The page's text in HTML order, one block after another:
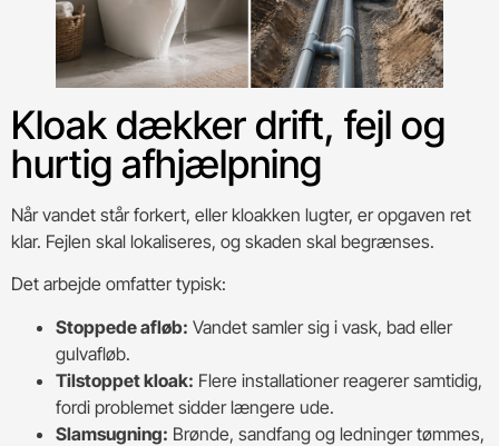
Kloak dækker drift, fejl og
hurtig afhjælpning
Når vandet står forkert, eller kloakken lugter, er opgaven ret
klar. Fejlen skal lokaliseres, og skaden skal begrænses.
Det arbejde omfatter typisk:
Stoppede afløb: Vandet samler sig i vask, bad eller
gulvafløb.
Tilstoppet kloak: Flere installationer reagerer samtidig,
fordi problemet sidder længere ude.
Slamsugning: Brønde, sandfang og ledninger tømmes,